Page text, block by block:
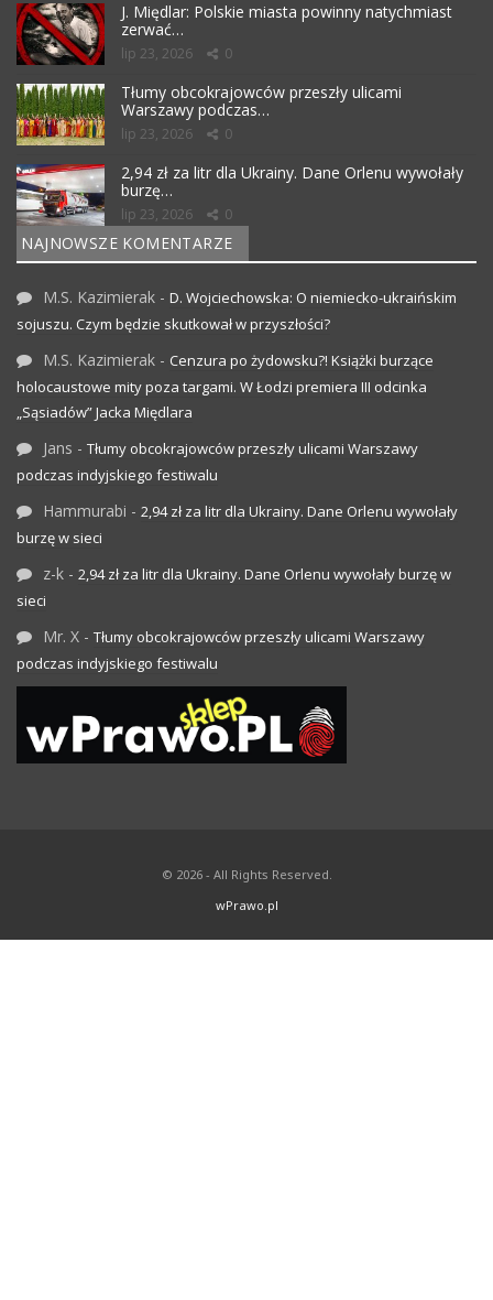
J. Międlar: Polskie miasta powinny natychmiast
zerwać…
lip 23, 2026 0
Tłumy obcokrajowców przeszły ulicami
Warszawy podczas…
lip 23, 2026 0
2,94 zł za litr dla Ukrainy. Dane Orlenu wywołały
burzę…
lip 23, 2026 0
NAJNOWSZE KOMENTARZE
M.S. Kazimierak - D. Wojciechowska: O niemiecko-ukraińskim
sojuszu. Czym będzie skutkował w przyszłości?
M.S. Kazimierak - Cenzura po żydowsku?! Książki burzące
holocaustowe mity poza targami. W Łodzi premiera III odcinka
„Sąsiadów” Jacka Międlara
Jans - Tłumy obcokrajowców przeszły ulicami Warszawy
podczas indyjskiego festiwalu
Hammurabi - 2,94 zł za litr dla Ukrainy. Dane Orlenu wywołały
burzę w sieci
z-k - 2,94 zł za litr dla Ukrainy. Dane Orlenu wywołały burzę w
sieci
Mr. X - Tłumy obcokrajowców przeszły ulicami Warszawy
podczas indyjskiego festiwalu
© 2026 - All Rights Reserved.
wPrawo.pl